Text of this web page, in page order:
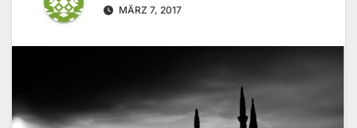
MÄRZ 7, 2017